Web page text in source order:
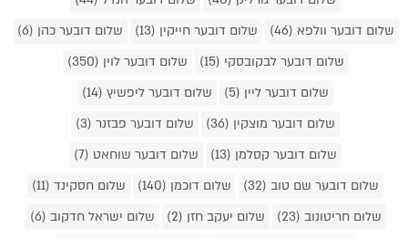
שלום דובער וולפא (46)
שלום דובער חייקין (13)
שלום דובער כהן (6)
שלום דובער לבקובסקי (15)
שלום דובער לוין (350)
שלום דובער ליין (5)
שלום דובער ליפשיץ (14)
שלום דובער מוצקין (36)
שלום דובער פבזנר (3)
שלום דובער קסלמן (13)
שלום דובער שוחאט (7)
שלום דובער שם טוב (32)
שלום דוכמן (140)
שלום חסקינד (11)
שלום חריטונוב (23)
שלום יעקב חזן (2)
שלום ישראל חדקוב (6)